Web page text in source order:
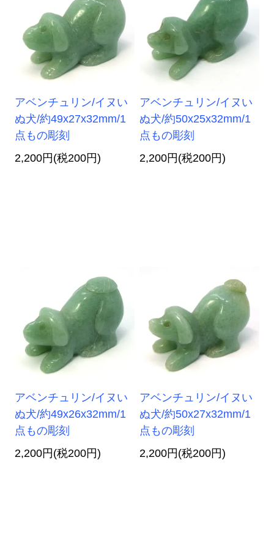
アベンチュリン/イヌい
ぬ犬/約49x27x32mm/1
点もの彫刻
2,200円(税200円)
アベンチュリン/イヌい
ぬ犬/約50x25x32mm/1
点もの彫刻
2,200円(税200円)
アベンチュリン/イヌい
ぬ犬/約49x26x32mm/1
点もの彫刻
2,200円(税200円)
アベンチュリン/イヌい
ぬ犬/約50x27x32mm/1
点もの彫刻
2,200円(税200円)